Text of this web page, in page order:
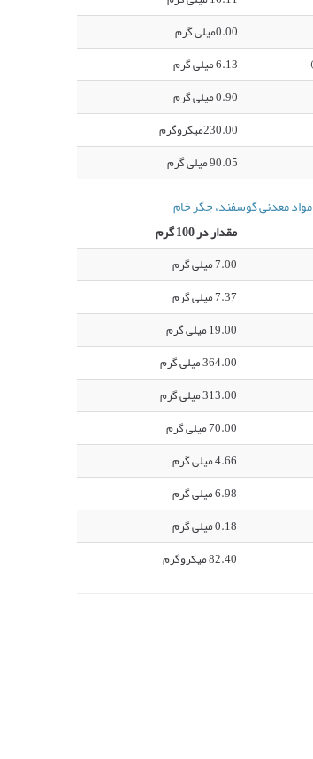
0.00میلی گرم
6.13 میلی گرم
0.90 میلی گرم
230.00میکروگرم
90.05 میلی گرم
مواد معدنی گوسفند، جگر خام
مقدار در 100 گرم
7.00 میلی گرم
7.37 میلی گرم
19.00 میلی گرم
364.00 میلی گرم
313.00 میلی گرم
70.00 میلی گرم
4.66 میلی گرم
6.98 میلی گرم
0.18 میلی گرم
82.40 میکروگرم